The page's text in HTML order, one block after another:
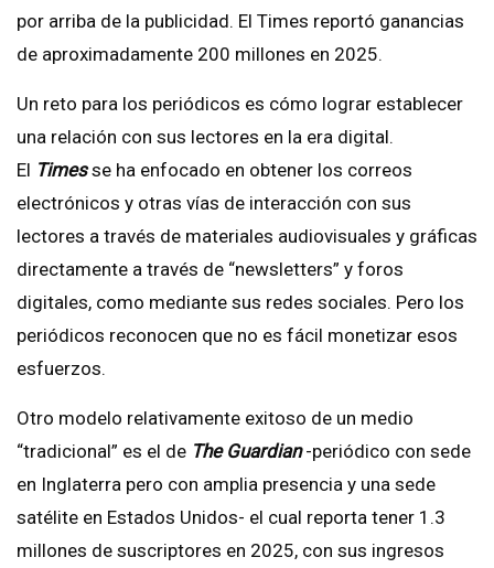
por arriba de la publicidad. El Times reportó ganancias
de aproximadamente 200 millones en 2025.
Un reto para los periódicos es cómo lograr establecer
una relación con sus lectores en la era digital.
El Timesse ha enfocado en obtener los correos
electrónicos y otras vías de interacción con sus
lectores a través de materiales audiovisuales y gráficas
directamente a través de “newsletters” y foros
digitales, como mediante sus redes sociales. Pero los
periódicos reconocen que no es fácil monetizar esos
esfuerzos.
Otro modelo relativamente exitoso de un medio
“tradicional” es el de The Guardian-periódico con sede
en Inglaterra pero con amplia presencia y una sede
satélite en Estados Unidos- el cual reporta tener 1.3
millones de suscriptores en 2025, con sus ingresos